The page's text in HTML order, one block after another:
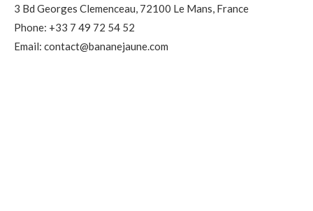
3 Bd Georges Clemenceau, 72100 Le Mans, France
Phone: +33 7 49 72 54 52
Email: contact@bananejaune.com